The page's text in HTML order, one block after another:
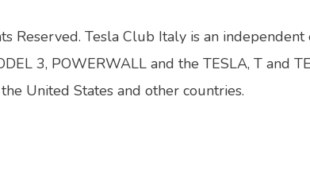
Tesla Club Italy is an independent
3, POWERWALL and the TESLA, T and
United States and other countries.